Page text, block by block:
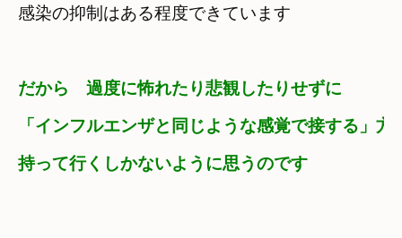
感染の抑制はある程度できています
だから　過度に怖れたり悲観したりせずに
「インフルエンザと同じような感覚で接する」方
持って行くしかないように思うのです